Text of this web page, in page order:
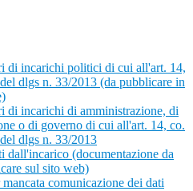
di incarichi politici di cui all'art. 14,
dlgs n. 33/2013 (da pubblicare in
di incarichi di amministrazione, di
o di governo di cui all'art. 14, co.
dlgs n. 33/2013
dall'incarico (documentazione da
sul sito web)
comunicazione dei dati